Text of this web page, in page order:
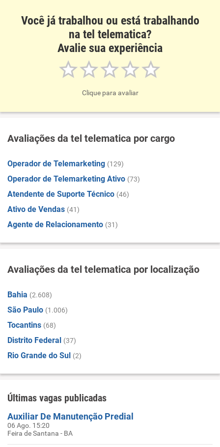
Você já trabalhou ou está trabalhando
na tel telematica?
Avalie sua experiência
Clique para avaliar
Avaliações da tel telematica por cargo
Operador de Telemarketing (129)
Operador de Telemarketing Ativo (73)
Atendente de Suporte Técnico (46)
Ativo de Vendas (41)
Agente de Relacionamento (31)
Avaliações da tel telematica por localização
Bahia (2.608)
São Paulo (1.006)
Tocantins (68)
Distrito Federal (37)
Rio Grande do Sul (2)
Últimas vagas publicadas
Auxiliar De Manutenção Predial
06 Ago. 15:20
Feira de Santana - BA